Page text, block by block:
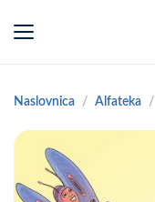
Naslovnica Alfateka